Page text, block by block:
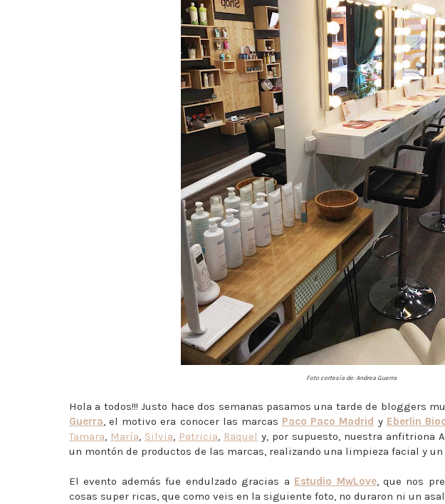
Foto cortesía de: Andrea Guerra
Hola a todos!!! Justo hace dos semanas pasamos una tarde de bloggers
Guerra, el motivo era conocer las marcas Paco Paco Madrid y Eberlin
Tamara, María, Silvia, Patricia, Raquel y, por supuesto, nuestra anfitriona
un montón de productos de las marcas, realizando una limpieza facial y
El evento además fue endulzado gracias a Estudio MwLove, que nos
cosas super ricas, que como veis en la siguiente foto, no duraron ni un